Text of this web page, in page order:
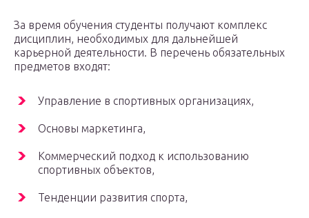
За время обучения студенты получают комплекс
дисциплин, необходимых для дальнейшей
карьерной деятельности. В перечень обязательных
предметов входят:
Управление в спортивных организациях,
Основы маркетинга,
Коммерческий подход к использованию
спортивных объектов,
Тенденции развития спорта,